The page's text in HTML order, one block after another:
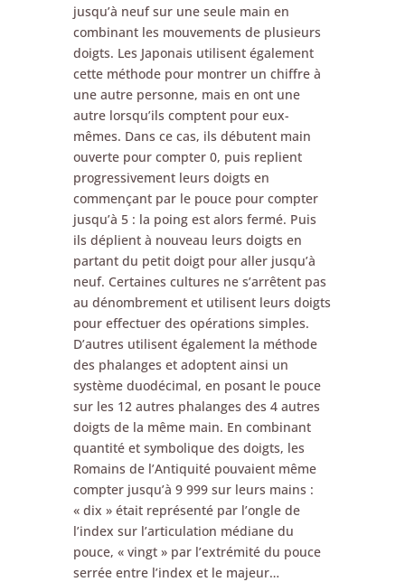
jusqu’à neuf sur une seule main en
combinant les mouvements de plusieurs
doigts. Les Japonais utilisent également
cette méthode pour montrer un chiffre à
une autre personne, mais en ont une
autre lorsqu’ils comptent pour eux-
mêmes. Dans ce cas, ils débutent main
ouverte pour compter 0, puis replient
progressivement leurs doigts en
commençant par le pouce pour compter
jusqu’à 5 : la poing est alors fermé. Puis
ils déplient à nouveau leurs doigts en
partant du petit doigt pour aller jusqu’à
neuf. Certaines cultures ne s’arrêtent pas
au dénombrement et utilisent leurs doigts
pour effectuer des opérations simples.
D’autres utilisent également la méthode
des phalanges et adoptent ainsi un
système duodécimal, en posant le pouce
sur les 12 autres phalanges des 4 autres
doigts de la même main. En combinant
quantité et symbolique des doigts, les
Romains de l’Antiquité pouvaient même
compter jusqu’à 9 999 sur leurs mains :
« dix » était représenté par l’ongle de
l’index sur l’articulation médiane du
pouce, « vingt » par l’extrémité du pouce
serrée entre l’index et le majeur…